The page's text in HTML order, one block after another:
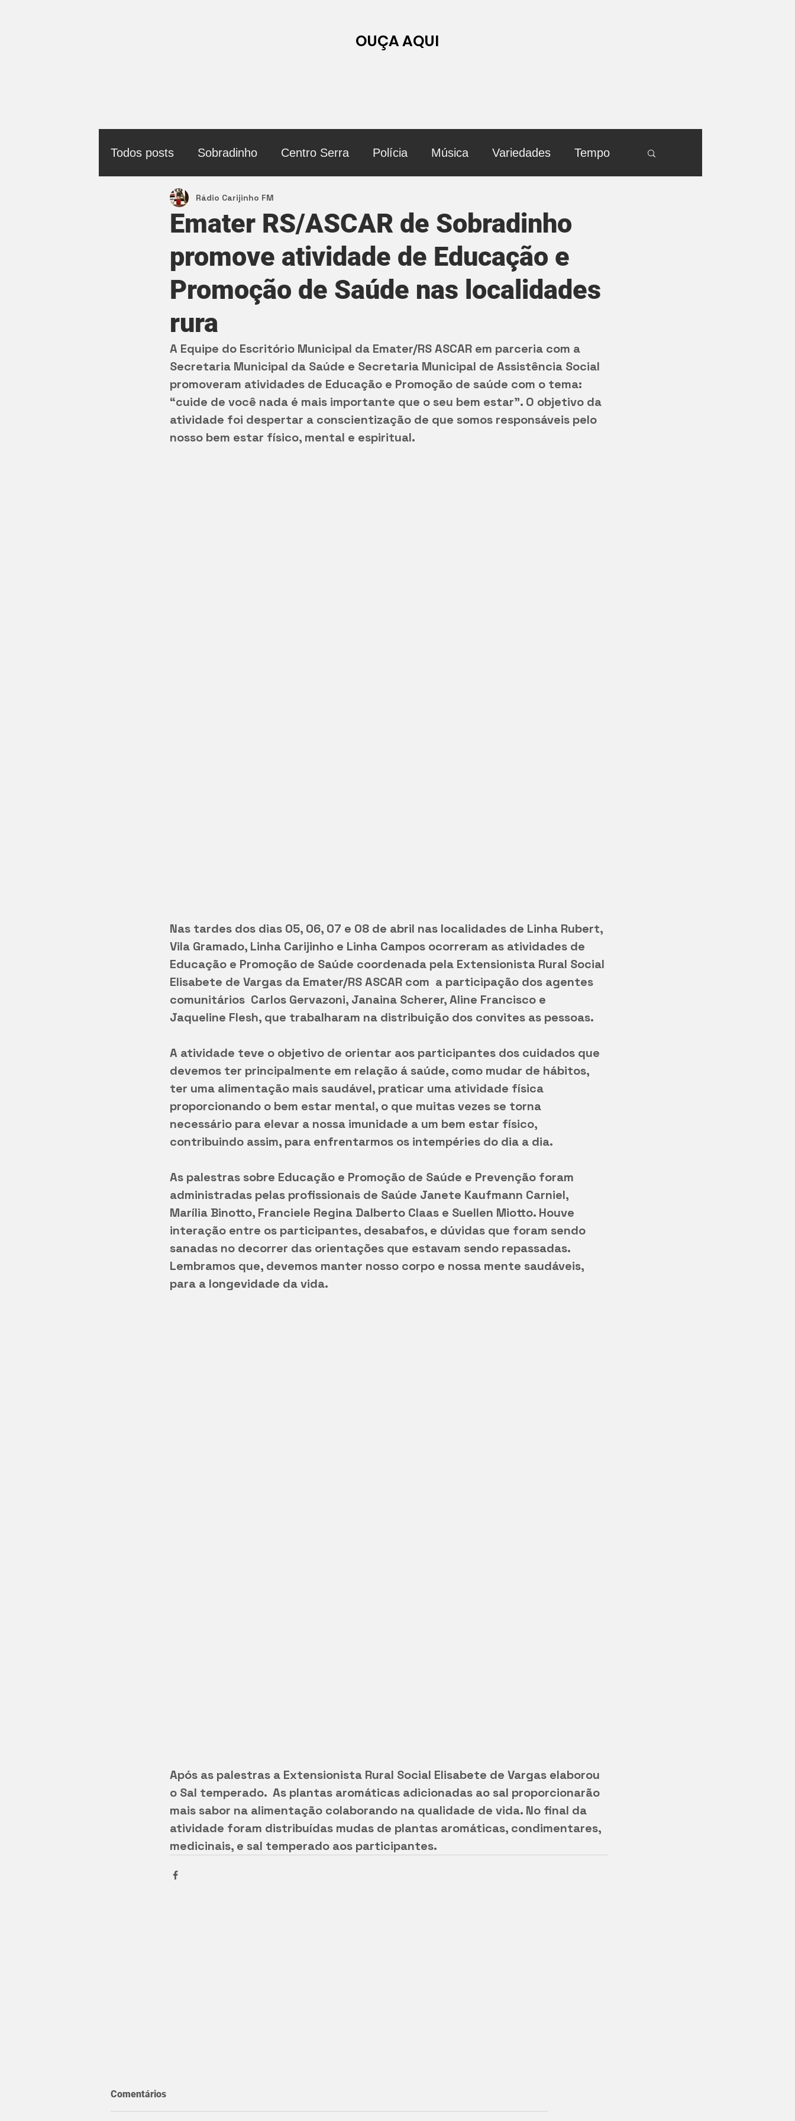
OUÇA AQUI
Todos posts Sobradinho Centro Serra Polícia Música Variedades Tempo
Política
Emater RS/ASCAR de Sobradinho
promove atividade de Educação e
Promoção de Saúde nas localidades
rura
Rádio Carijinho FM
A Equipe do Escritório Municipal da Emater/RS ASCAR em parceria com a
Secretaria Municipal da Saúde e Secretaria Municipal de Assistência Social
promoveram atividades de Educação e Promoção de saúde com o tema:
“cuide de você nada é mais importante que o seu bem estar”. O objetivo da
atividade foi despertar a conscientização de que somos responsáveis pelo
nosso bem estar físico, mental e espiritual.
Nas tardes dos dias 05, 06, 07 e 08 de abril nas localidades de Linha Rubert,
Vila Gramado, Linha Carijinho e Linha Campos ocorreram as atividades de
Educação e Promoção de Saúde coordenada pela Extensionista Rural Social
Elisabete de Vargas da Emater/RS ASCAR com  a participação dos agentes
comunitários  Carlos Gervazoni, Janaina Scherer, Aline Francisco e
Jaqueline Flesh, que trabalharam na distribuição dos convites as pessoas.
A atividade teve o objetivo de orientar aos participantes dos cuidados que
devemos ter principalmente em relação á saúde, como mudar de hábitos,
ter uma alimentação mais saudável, praticar uma atividade física
proporcionando o bem estar mental, o que muitas vezes se torna
necessário para elevar a nossa imunidade a um bem estar físico,
contribuindo assim, para enfrentarmos os intempéries do dia a dia.
As palestras sobre Educação e Promoção de Saúde e Prevenção foram
administradas pelas profissionais de Saúde Janete Kaufmann Carniel,
Marília Binotto, Franciele Regina Dalberto Claas e Suellen Miotto. Houve
interação entre os participantes, desabafos, e dúvidas que foram sendo
sanadas no decorrer das orientações que estavam sendo repassadas.
Lembramos que, devemos manter nosso corpo e nossa mente saudáveis,
para a longevidade da vida.
Após as palestras a Extensionista Rural Social Elisabete de Vargas elaborou
o Sal temperado.  As plantas aromáticas adicionadas ao sal proporcionarão
mais sabor na alimentação colaborando na qualidade de vida. No final da
atividade foram distribuídas mudas de plantas aromáticas, condimentares,
medicinais, e sal temperado aos participantes.
Comentários